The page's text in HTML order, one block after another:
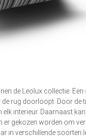
de Leolux collectie.
rug doorloopt. Door de
interieur. Daarnaast
er gekozen worden om
in verschillende soorten